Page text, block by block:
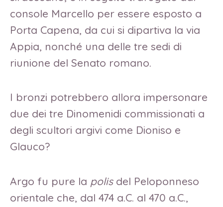
console Marcello per essere esposto a
Porta Capena, da cui si dipartiva la via
Appia, nonché una delle tre sedi di
riunione del Senato romano.
I bronzi potrebbero allora impersonare
due dei tre Dinomenidi commissionati a
degli scultori argivi come Dioniso e
Glauco?
Argo fu pure la polisdel Peloponneso
orientale che, dal 474 a.C. al 470 a.C.,